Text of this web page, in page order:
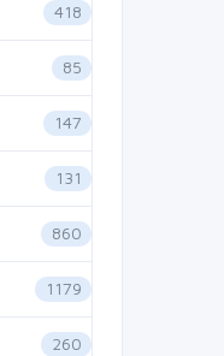
418
85
147
131
860
1179
260